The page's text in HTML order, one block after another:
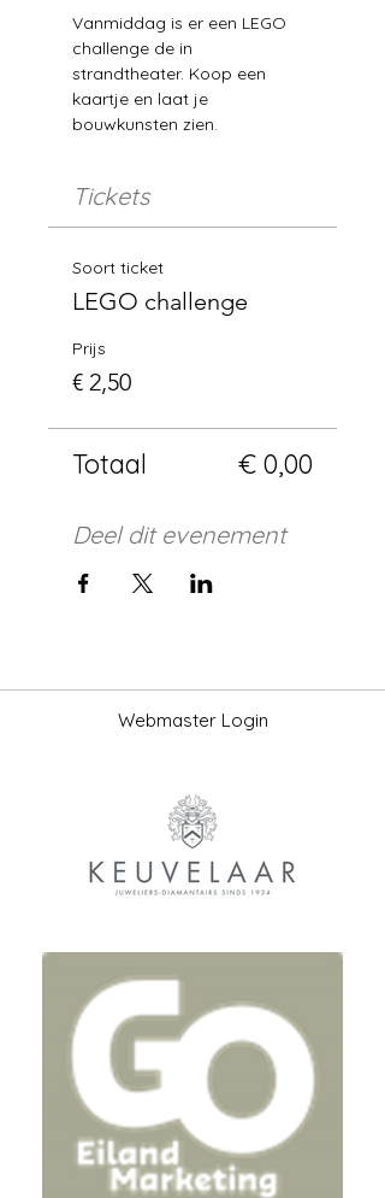
Vanmiddag is er een LEGO
challenge de in
strandtheater. Koop een
kaartje en laat je
bouwkunsten zien.
Tickets
Soort ticket
LEGO challenge
Prijs
€ 2,50
Totaal € 0,00
Deel dit evenement
Webmaster Login